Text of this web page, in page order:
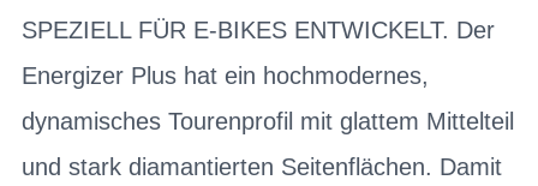
SPEZIELL FÜR E-BIKES ENTWICKELT. Der
Energizer Plus hat ein hochmodernes,
dynamisches Tourenprofil mit glattem Mittelteil
und stark diamantierten Seitenflächen. Damit